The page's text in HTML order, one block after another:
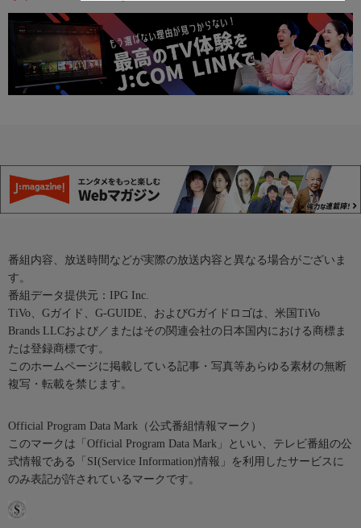
番組内容、放送時間などが実際の放送内容と異なる場合がございま
す。
番組データ提供元：IPG Inc.
TiVo、Gガイド、G-GUIDE、およびGガイドロゴは、米国TiVo
Brands LLCおよび／またはその関連会社の日本国内における商標ま
たは登録商標です。
このホームページに掲載している記事・写真等あらゆる素材の無断
複写・転載を禁じます。
Official Program Data Mark（公式番組情報マーク）
このマークは「Official Program Data Mark」といい、テレビ番組の公
式情報である「SI(Service Information)情報」を利用したサービスに
のみ表記が許されているマークです。